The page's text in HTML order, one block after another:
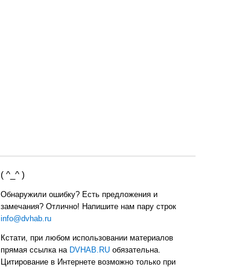
( ^_^ )
Обнаружили ошибку? Есть предложения и
замечания? Отлично! Напишите нам пару строк
info@dvhab.ru
Кстати, при любом использовании материалов
прямая ссылка на DVHAB.RUобязательна.
Цитирование в Интернете возможно только при